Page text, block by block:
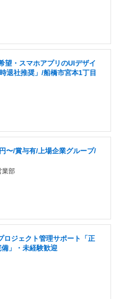
望・スマホアプリのUIデザイ
退社推奨」/船橋市宮本1丁目
〜/賞与有/上場企業グループ/
業部
ロジェクト管理サポート「正
」・未経験歓迎